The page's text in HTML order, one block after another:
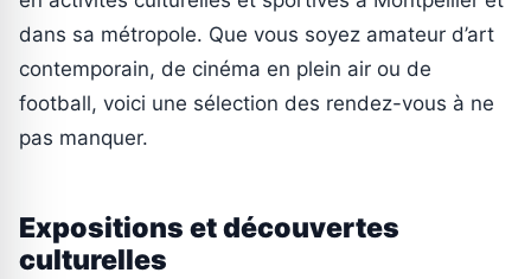
dans sa métropole. Que vous soyez amateur d’art
contemporain, de cinéma en plein air ou de
football, voici une sélection des rendez-vous à ne
pas manquer.
Expositions et découvertes
culturelles